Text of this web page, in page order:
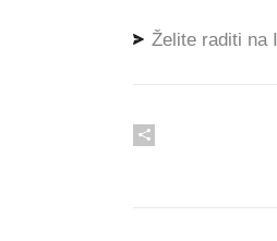
Želite raditi na